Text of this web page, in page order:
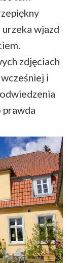
wjazd
zdjęciach
i
prawda